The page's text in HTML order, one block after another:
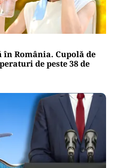
în România. Cupolă de
de peste 38 de